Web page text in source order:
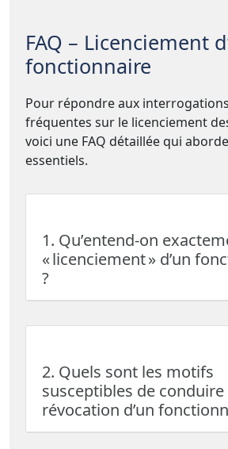
FAQ – Licenciement
fonctionnaire
Pour répondre aux
fréquentes sur le licenciement
voici une FAQ détaillée qui
essentiels.
1. Qu’entend-on
« licenciement » d’un
?
2. Quels sont les motifs
susceptibles de conduire
révocation d’un